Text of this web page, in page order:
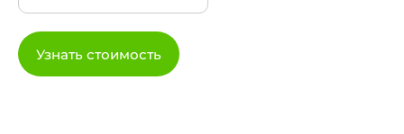
Узнать стоимость